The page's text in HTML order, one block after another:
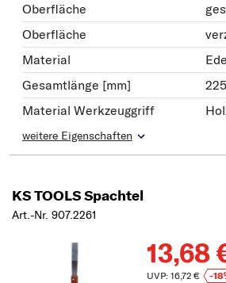
Oberfläche
Oberfläche
Material
Gesamtlänge [mm]
225
Material Werkzeuggriff
weitere Eigenschaften
KS TOOLS Spachtel
Art.-Nr. 907.2261
13,68
UVP: 16,72 €
-